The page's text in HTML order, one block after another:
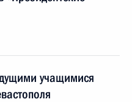
учащимися